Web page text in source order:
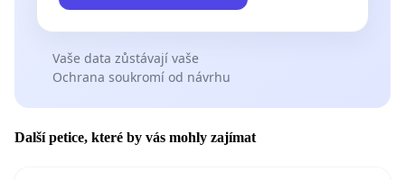
Vaše data zůstávají vaše
Ochrana soukromí od návrhu
Další petice, které by vás mohly zajímat